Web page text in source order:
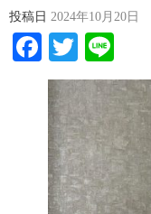
投稿日 2024年10月20日
Facebook
Twitter